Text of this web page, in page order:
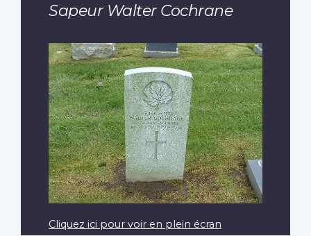
Sapeur Walter Cochrane
Cliquez ici pour voir en plein écran